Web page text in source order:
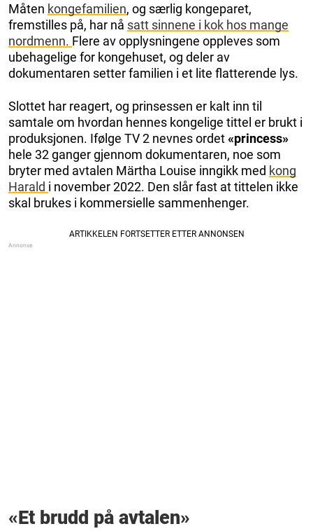
Måten kongefamilien, og særlig kongeparet,
fremstilles på, har nå satt sinnene i kok hos mange
nordmenn. Flere av opplysningene oppleves som
ubehagelige for kongehuset, og deler av
dokumentaren setter familien i et lite flatterende lys.
Slottet har reagert, og prinsessen er kalt inn til
samtale om hvordan hennes kongelige tittel er brukt i
produksjonen. Ifølge TV 2 nevnes ordet«princess»
hele 32 ganger gjennom dokumentaren, noe som
bryter med avtalen Märtha Louise inngikk med kong
Harald i november 2022. Den slår fast at tittelen ikke
skal brukes i kommersielle sammenhenger.
«Et brudd på avtalen»